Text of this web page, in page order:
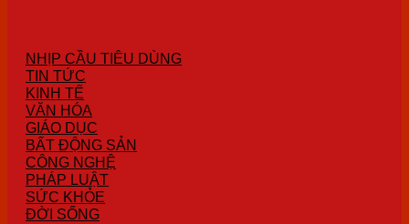
NHỊP CẦU TIÊU DÙNG
TIN TỨC
KINH TẾ
VĂN HÓA
GIÁO DỤC
BẤT ĐỘNG SẢN
CÔNG NGHỆ
PHÁP LUẬT
SỨC KHỎE
ĐỜI SỐNG